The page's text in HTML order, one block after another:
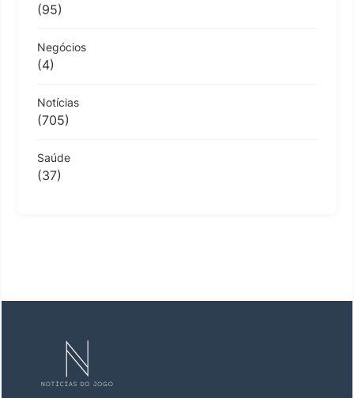
(95)
Negócios
(4)
Notícias
(705)
Saúde
(37)